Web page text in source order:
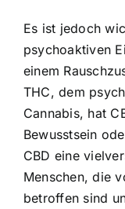
Es ist jedoch
psychoaktiven
einem
THC, dem
Cannabis, hat
Bewusstsein
CBD eine
Menschen, die
betroffen sind